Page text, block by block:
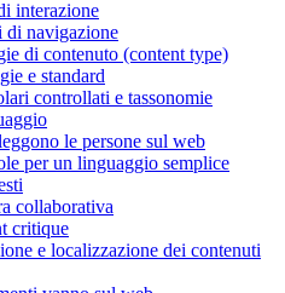
interazione
di navigazione
di contenuto (content type)
e standard
controllati e tassonomie
le persone sul web
per un linguaggio semplice
collaborativa
critique
e localizzazione dei contenuti